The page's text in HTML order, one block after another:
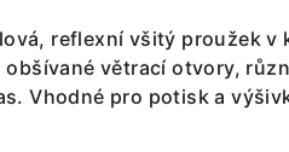
reflexní všitý proužek v
větrací otvory,
Vhodné pro potisk a